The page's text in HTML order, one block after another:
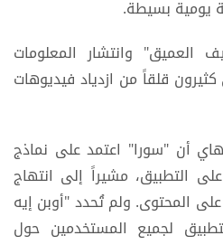
يومية بسيطة.
العميق" وانتشار المعلومات
كثيرون قلقاً من ازدياد فيديوهات
أن "سورا" اعتمد على نماذج
التطبيق، مشيراً إلى انتهاج
المحتوى. ولم تُحدد "أوبن إيه
لجميع المستخدمين حول